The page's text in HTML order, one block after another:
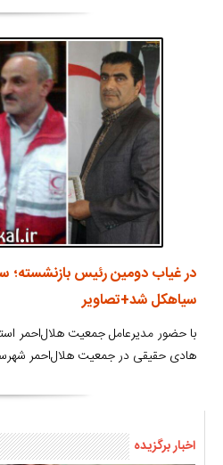
در غیاب دومین رئیس بازنشسته؛
سیاهکل شد+تصاویر
با حضور مدیرعامل جمعیت هلال‌احمر
هادی حقیقی در جمعیت هلال‌احمر
اخبار برگزیده